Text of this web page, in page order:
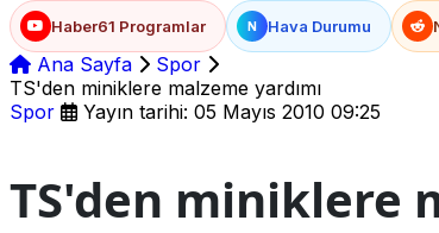
Haber61 Programlar N Hava Durumu
Ana Sayfa
Spor
TS'den miniklere malzeme yardımı
Spor
Yayın tarihi: 05 Mayıs 2010 09:25
TS'den miniklere